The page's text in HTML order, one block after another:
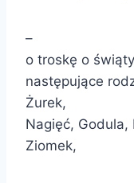
–
o troskę o
następujące
Żurek,
Nagięć, Godula,
Ziomek,